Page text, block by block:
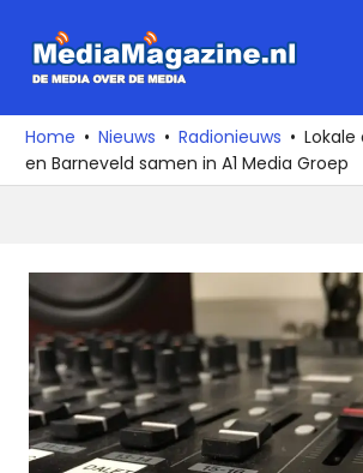
naar
media
over
de
Home Nieuws Radionieuws
Lokale
en Barneveld samen in A1 Media Groep